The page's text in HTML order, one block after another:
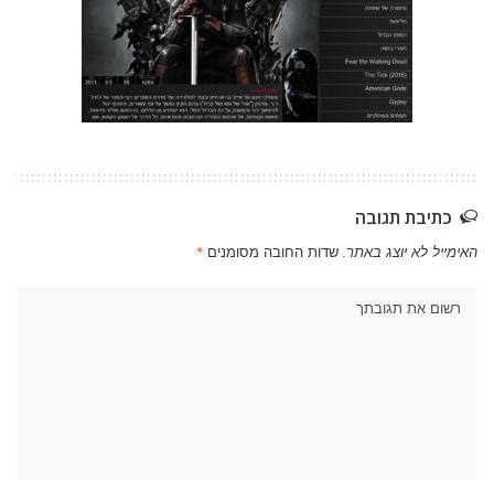
כתיבת תגובה
האימייל לא יוצג באתר. שדות החובה מסומנים *